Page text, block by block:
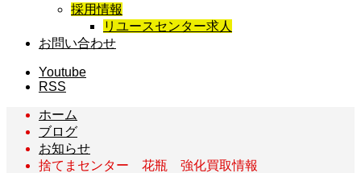
採用情報
リユースセンター求人
お問い合わせ
Youtube
RSS
ホーム
ブログ
お知らせ
捨てまセンター 花瓶 強化買取情報